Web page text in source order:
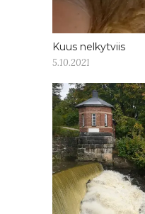
Kuus nelkytviis
5.10.2021